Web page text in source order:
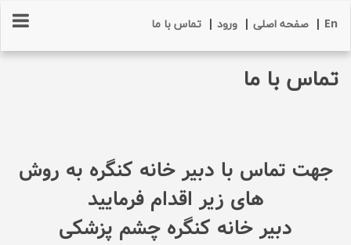
En صفحه اصلی ورود تماس با ما
تماس با ما
جهت تماس با دبیر خانه کنگره به روش
های زیر اقدام فرمایید
دبیر خانه کنگره چشم پزشکی